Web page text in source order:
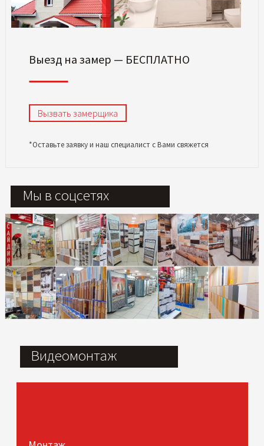
Выезд на замер — БЕСПЛАТНО
Вызвать замерщика
*Оставьте заявку и наш специалист с Вами свяжется
Мы в соцсетях
Видеомонтаж